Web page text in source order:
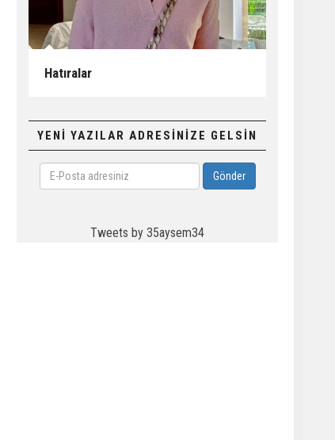
Hatıralar
YENİ YAZILAR ADRESİNİZE GELSİN
E-
Posta
Gönder
Tweets by 35aysem34